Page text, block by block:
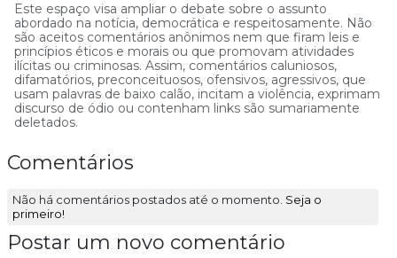
Este espaço visa ampliar o debate sobre o assunto
abordado na notícia, democrática e respeitosamente. Não
são aceitos comentários anônimos nem que firam leis e
princípios éticos e morais ou que promovam atividades
ilícitas ou criminosas. Assim, comentários caluniosos,
difamatórios, preconceituosos, ofensivos, agressivos, que
usam palavras de baixo calão, incitam a violência, exprimam
discurso de ódio ou contenham links são sumariamente
deletados.
Comentários
Não há comentários postados até o momento. Seja o
primeiro!
Postar um novo comentário